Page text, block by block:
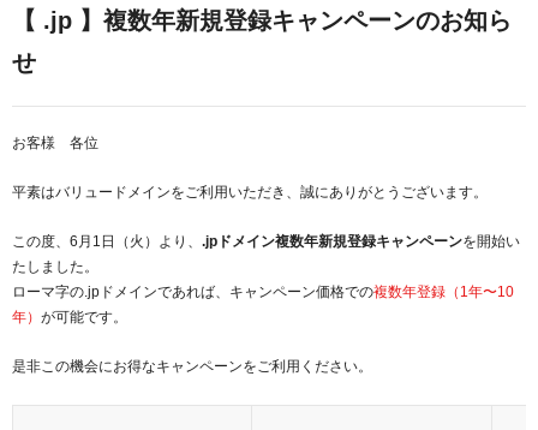
.jpドメインオークション
gTLDオークション
.jpドメインバックオーダー
プレミアムドメイン
人気ドメインの種類
WHOIS検索
Oneレンタルサーバー
サイトロック
紹介制度
バリュードメインAPI
ドメイン・ホスティングOEM
ドメインコンシェルジュ
お知らせ サポート
お問い合わせ
Value Domainユーザー登録
【 .jp 】複数年新規登録キャンペーンのお知ら
せ
お客様 各位
平素はバリュードメインをご利用いただき、誠にありがとうございます。
この度、6月1日（火）より、 .jpドメイン複数年新規登録キャンペーンを開始い
たしました。
ローマ字の.jpドメインであれば、キャンペーン価格での複数年登録（1年〜10
年） が可能です。
是非この機会にお得なキャンペーンをご利用ください。